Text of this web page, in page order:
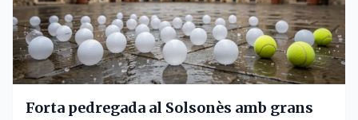
Forta pedregada al Solsonès amb grans